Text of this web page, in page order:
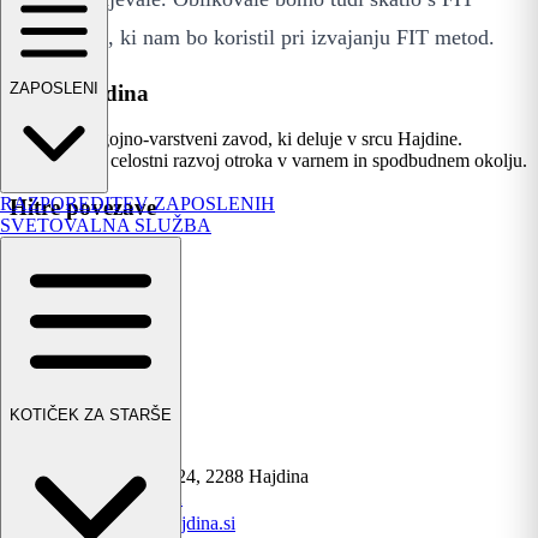
ZAPOSLENI
RAZPOREDITEV ZAPOSLENIH
SVETOVALNA SLUŽBA
KOTIČEK ZA STARŠE
materialom, ki nam bo koristil pri izvajanju FIT metod.
Vrtec Hajdina
Sodoben vzgojno-varstveni zavod, ki deluje v srcu Hajdine.
Spodbujamo celostni razvoj otroka v varnem in spodbudnem okolju.
Hitre povezave
Novice
Galerija
Kontakt
📍 Sp. Hajdina 24, 2288 Hajdina
📞
02 788 12 72
✉️ vrtec@os-hajdina.si